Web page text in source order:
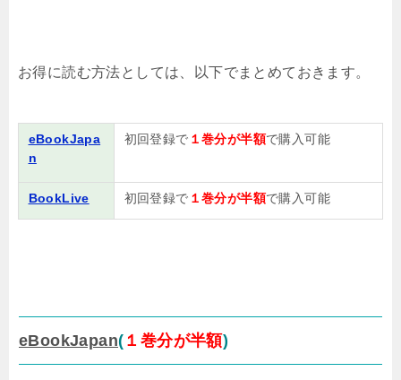
お得に読む方法としては、以下でまとめておきます。
eBookJapa
n
初回登録で １巻分が半額で購入可能
BookLive 初回登録で １巻分が半額で購入可能
eBookJapan( １巻分が半額)